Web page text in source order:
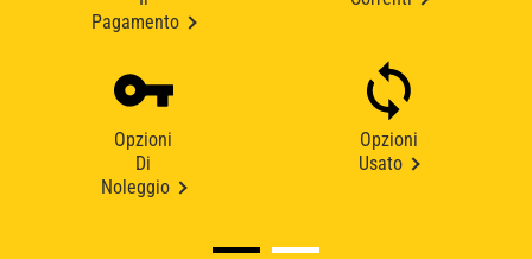
Pagamento
Opzioni
Di
Noleggio
Opzioni
Usato